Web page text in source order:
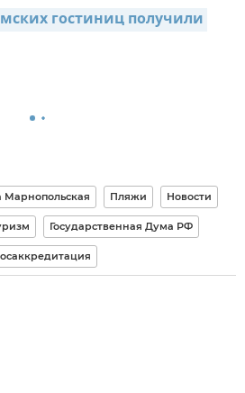
гостиниц получили
Марнопольская Пляжи Новости
Государственная Дума РФ